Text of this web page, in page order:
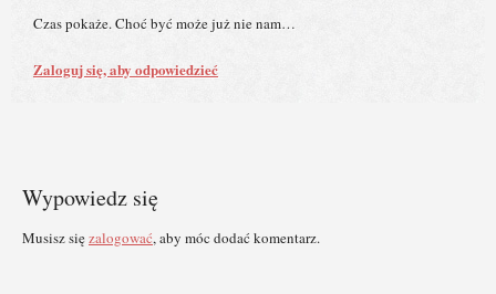
Czas pokaże. Choć być może już nie nam…
Zaloguj się, aby odpowiedzieć
Wypowiedz się
Musisz sięzalogować, aby móc dodać komentarz.